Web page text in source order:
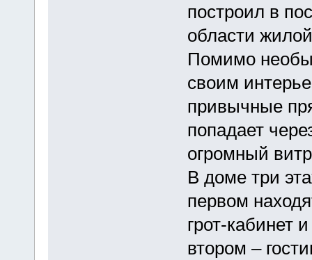
построил в
области
Помимо
своим
привычные
попадает
огромный
В доме три
первом
грот-кабинет
втором –